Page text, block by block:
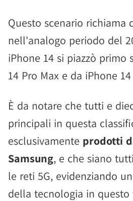
Questo scenario richiama
nell'analogo periodo del
iPhone 14 si piazzò primo
14 Pro Max e da iPhone
È da notare che tutti e
principali in questa
esclusivamente prodotti
Samsung, e che siano
le reti 5G, evidenziando
della tecnologia in questo